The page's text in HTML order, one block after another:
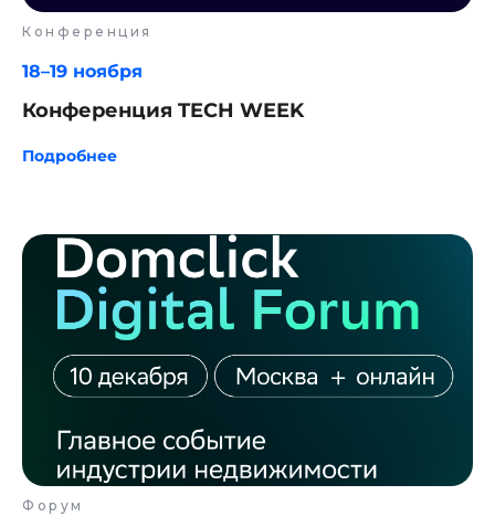
Конференция
18–19 ноября
Конференция TECH WEEK
Подробнее
Форум